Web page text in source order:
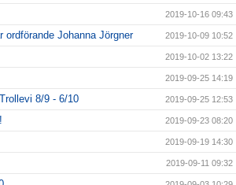
2019-10-16 09:43
ordförande Johanna Jörgner 2019-10-09 10:52
2019-10-02 13:22
2019-09-25 14:19
8/9 - 6/10 2019-09-25 12:53
2019-09-23 08:20
2019-09-19 14:30
2019-09-11 09:32